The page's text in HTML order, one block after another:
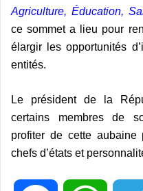
Agriculture, Éducation,
ce sommet a lieu pour
élargir les opportunités
entités.
Le président de la
certains membres de
profiter de cette aubaine
chefs d’états et